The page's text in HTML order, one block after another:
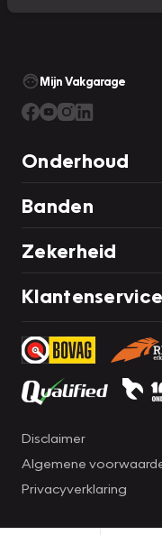
Mijn Vakgarage
Onderhoud
Banden
Zekerheid
Klantenservice
Disclaimer
Algemene
Privacyverklaring